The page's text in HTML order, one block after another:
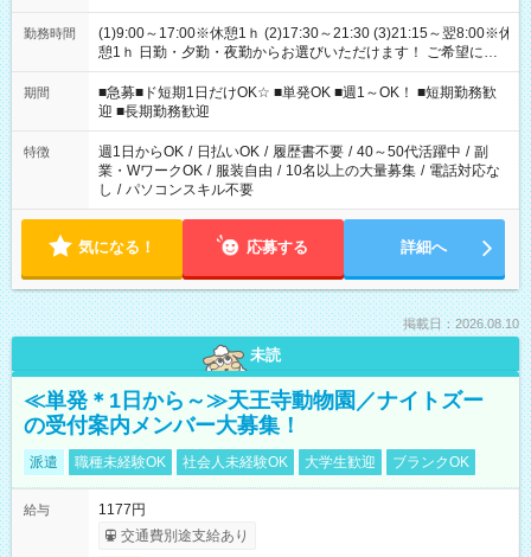
勤務時間
(1)9:00～17:00※休憩1ｈ (2)17:30～21:30 (3)21:15～翌8:00※休
憩1ｈ 日勤・夕勤・夜勤からお選びいただけます！ ご希望に合
わせて働けるお仕事です(*^^*) 【その他選べる勤務時間】 8-17
時/9-17時/9-18時/10-18時/11-21時/18-22時/20-翌4時/21-翌5
時/22-翌6時/0-翌8時 ご自身のご都合で選んで頂ける完全自由シ
フト！
期間
■急募■ド短期1日だけOK☆ ■単発OK ■週1～OK！ ■短期勤務歓
迎 ■長期勤務歓迎
特徴 週1日からOK / 日払いOK / 履歴書不要 / 40～50代活躍中 / 副
業・WワークOK / 服装自由 / 10名以上の大量募集 / 電話対応な
し / パソコンスキル不要
気になる！ 応募する 詳細へ
掲載日：2026.08.10
未読
≪単発＊1日から～≫天王寺動物園／ナイトズー
の受付案内メンバー大募集！
派遣 職種未経験OK 社会人未経験OK 大学生歓迎 ブランクOK
給与
1177円
交通費別途支給あり